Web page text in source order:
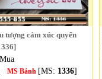
tượng cảm xúc quyển
MS Bánh [MS: 1336]